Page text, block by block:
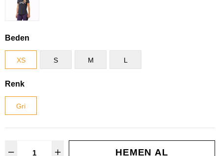
Beden
XS S M L
Renk
Gri